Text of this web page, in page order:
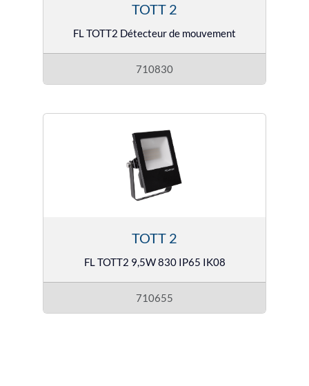
TOTT 2
FL TOTT2 Détecteur de mouvement
710830
TOTT 2
FL TOTT2 9,5W 830 IP65 IK08
710655